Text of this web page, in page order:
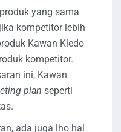
yang sama
kompetitor lebih
Kawan Kledo
kompetitor.
ini, Kawan
plan seperti
ada juga lho hal